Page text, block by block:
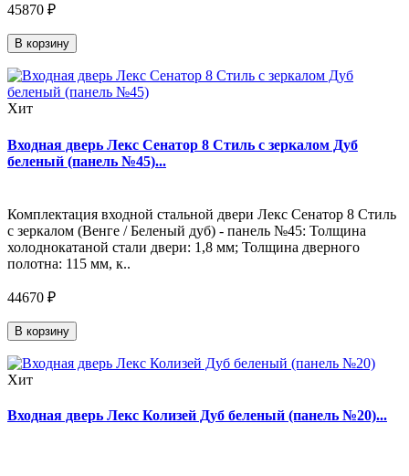
45870 ₽
В корзину
Хит
Входная дверь Лекс Сенатор 8 Стиль с зеркалом Дуб
беленый (панель №45)...
Комплектация входной стальной двери Лекс Сенатор 8 Стиль
с зеркалом (Венге / Беленый дуб) - панель №45: Толщина
холоднокатаной стали двери: 1,8 мм; Толщина дверного
полотна: 115 мм, к..
44670 ₽
В корзину
Хит
Входная дверь Лекс Колизей Дуб беленый (панель №20)...